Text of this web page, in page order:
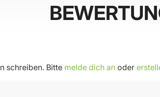
schreiben. Bitte melde dich an oder